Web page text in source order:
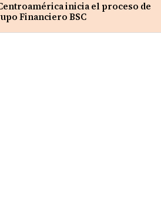
inicia el proceso de
Financiero BSC